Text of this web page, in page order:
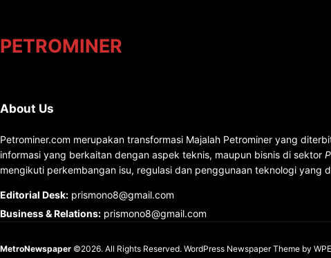
PETROMINER
About Us
Petrominer.com merupakan transformasi Majalah Petrominer yang
informasi yang berkaitan dengan aspek teknis, maupun bisnis di sektor
mengikuti perkembangan isu, regulasi dan penggunaan teknologi yang
Editorial Desk: prismono8@gmail.com
Business & Relations: prismono8@gmail.com
MetroNewspaper ©2026. All Rights Reserved. WordPress Newspaper Theme by